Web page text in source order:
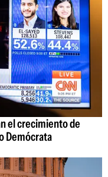
el crecimiento de
Demócrata